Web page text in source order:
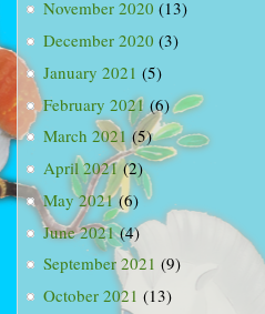
November 2020 (13)
December 2020 (3)
January 2021 (5)
February 2021 (6)
March 2021 (5)
April 2021(2)
May 2021(6)
June 2021(4)
September 2021 (9)
October 2021 (13)